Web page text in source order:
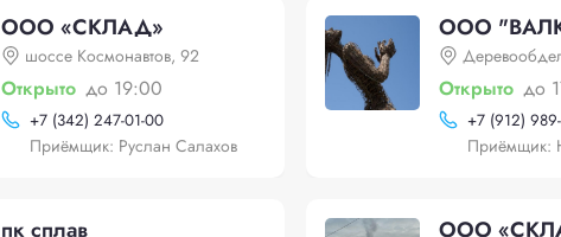
ООО «СКЛАД»
шоссе Космонавтов, 92
Открыто до 19:00
+7 (342) 247-01-00
Приёмщик: Руслан Салахов
ООО
Открыто до
+7 (912)
Приёмщик:
пк сплав ООО